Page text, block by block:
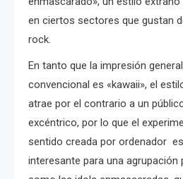
en ciertos sectores que gustan
rock.
En tanto que la impresión
convencional es «kawaii», el
atrae por el contrario a un
excéntrico, por lo que el
sentido creada por ordenador
interesante para una agrupación